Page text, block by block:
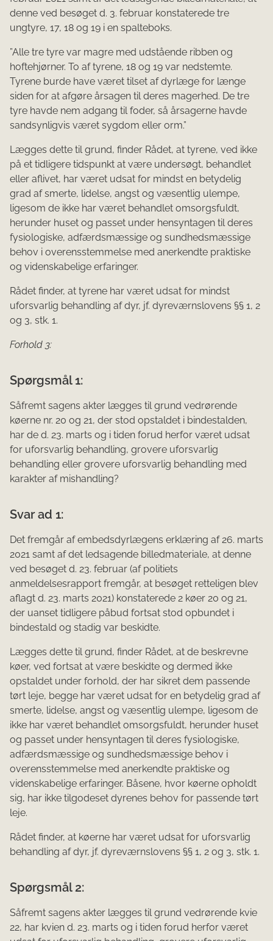
denne ved besøget d. 3. februar konstaterede tre
ungtyre, 17, 18 og 19 i en spalteboks.
”Alle tre tyre var magre med udstående ribben og
hoftehjørner. To af tyrene, 18 og 19 var nedstemte.
Tyrene burde have været tilset af dyrlæge for længe
siden for at afgøre årsagen til deres magerhed. De tre
tyre havde nem adgang til foder, så årsagerne havde
sandsynligvis været sygdom eller orm.”
Lægges dette til grund, finder Rådet, at tyrene, ved ikke
på et tidligere tidspunkt at være undersøgt, behandlet
eller aflivet, har været udsat for mindst en betydelig
grad af smerte, lidelse, angst og væsentlig ulempe,
ligesom de ikke har været behandlet omsorgsfuldt,
herunder huset og passet under hensyntagen til deres
fysiologiske, adfærdsmæssige og sundhedsmæssige
behov i overensstemmelse med anerkendte praktiske
og videnskabelige erfaringer.
Rådet finder, at tyrene har været udsat for mindst
uforsvarlig behandling af dyr, jf. dyreværnslovens §§ 1, 2
og 3, stk. 1.
Forhold 3:
Spørgsmål 1:
Såfremt sagens akter lægges til grund vedrørende
køerne nr. 20 og 21, der stod opstaldet i bindestalden,
har de d. 23. marts og i tiden forud herfor været udsat
for uforsvarlig behandling, grovere uforsvarlig
behandling eller grovere uforsvarlig behandling med
karakter af mishandling?
Svar ad 1:
Det fremgår af embedsdyrlægens erklæring af 26. marts
2021 samt af det ledsagende billedmateriale, at denne
ved besøget d. 23. februar (af politiets
anmeldelsesrapport fremgår, at besøget retteligen blev
aflagt d. 23. marts 2021) konstaterede 2 køer 20 og 21,
der uanset tidligere påbud fortsat stod opbundet i
bindestald og stadig var beskidte.
Lægges dette til grund, finder Rådet, at de beskrevne
køer, ved fortsat at være beskidte og dermed ikke
opstaldet under forhold, der har sikret dem passende
tørt leje, begge har været udsat for en betydelig grad af
smerte, lidelse, angst og væsentlig ulempe, ligesom de
ikke har været behandlet omsorgsfuldt, herunder huset
og passet under hensyntagen til deres fysiologiske,
adfærdsmæssige og sundhedsmæssige behov i
overensstemmelse med anerkendte praktiske og
videnskabelige erfaringer. Båsene, hvor køerne opholdt
sig, har ikke tilgodeset dyrenes behov for passende tørt
leje.
Rådet finder, at køerne har været udsat for uforsvarlig
behandling af dyr, jf. dyreværnslovens §§ 1, 2 og 3, stk. 1.
Spørgsmål 2:
Såfremt sagens akter lægges til grund vedrørende kvie
22, har kvien d. 23. marts og i tiden forud herfor været